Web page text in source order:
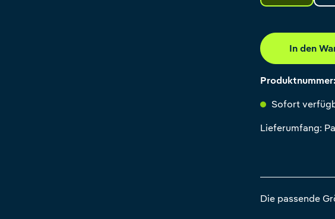
In den
Produktnummer:
Sofort
Lieferumfang:
Die passende